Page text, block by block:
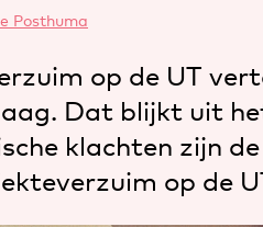
Posthuma
op de UT
Dat blijkt uit
klachten zijn
op de